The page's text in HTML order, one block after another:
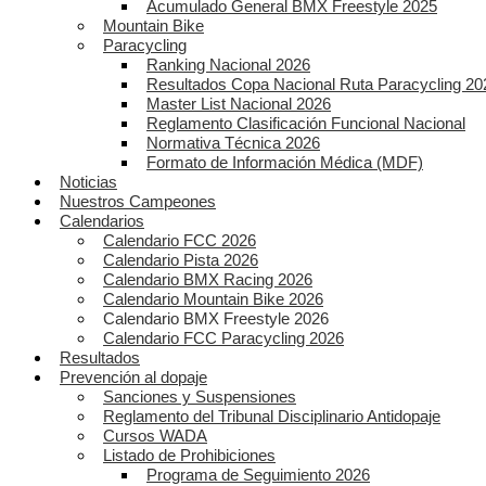
Acumulado General BMX Freestyle 2025
Mountain Bike
Paracycling
Ranking Nacional 2026
Resultados Copa Nacional Ruta Paracycling
Master List Nacional 2026
Reglamento Clasificación Funcional Nacional
Normativa Técnica 2026
Formato de Información Médica (MDF)
Noticias
Nuestros Campeones
Calendarios
Calendario FCC 2026
Calendario Pista 2026
Calendario BMX Racing 2026
Calendario Mountain Bike 2026
Calendario BMX Freestyle 2026
Calendario FCC Paracycling 2026
Resultados
Prevención al dopaje
Sanciones y Suspensiones
Reglamento del Tribunal Disciplinario Antidopaje
Cursos WADA
Listado de Prohibiciones
Programa de Seguimiento 2026